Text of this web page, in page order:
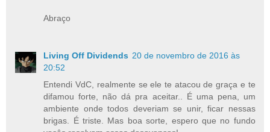
Abraço
Living Off Dividends 20 de novembro de 2016 às
20:52
Entendi VdC, realmente se ele te atacou de graça e te
difamou forte, não dá pra aceitar.. É uma pena, um
ambiente onde todos deveriam se unir, ficar nessas
brigas. É triste. Mas boa sorte, espero que no fundo